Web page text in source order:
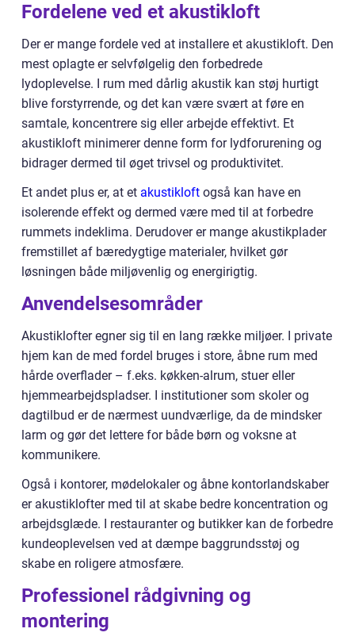
Fordelene ved et akustikloft
Der er mange fordele ved at installere et akustikloft. Den
mest oplagte er selvfølgelig den forbedrede
lydoplevelse. I rum med dårlig akustik kan støj hurtigt
blive forstyrrende, og det kan være svært at føre en
samtale, koncentrere sig eller arbejde effektivt. Et
akustikloft minimerer denne form for lydforurening og
bidrager dermed til øget trivsel og produktivitet.
Et andet plus er, at et akustikloft også kan have en
isolerende effekt og dermed være med til at forbedre
rummets indeklima. Derudover er mange akustikplader
fremstillet af bæredygtige materialer, hvilket gør
løsningen både miljøvenlig og energirigtig.
Anvendelsesområder
Akustiklofter egner sig til en lang række miljøer. I private
hjem kan de med fordel bruges i store, åbne rum med
hårde overflader – f.eks. køkken-alrum, stuer eller
hjemmearbejdspladser. I institutioner som skoler og
dagtilbud er de nærmest uundværlige, da de mindsker
larm og gør det lettere for både børn og voksne at
kommunikere.
Også i kontorer, mødelokaler og åbne kontorlandskaber
er akustiklofter med til at skabe bedre koncentration og
arbejdsglæde. I restauranter og butikker kan de forbedre
kundeoplevelsen ved at dæmpe baggrundsstøj og
skabe en roligere atmosfære.
Professionel rådgivning og
montering